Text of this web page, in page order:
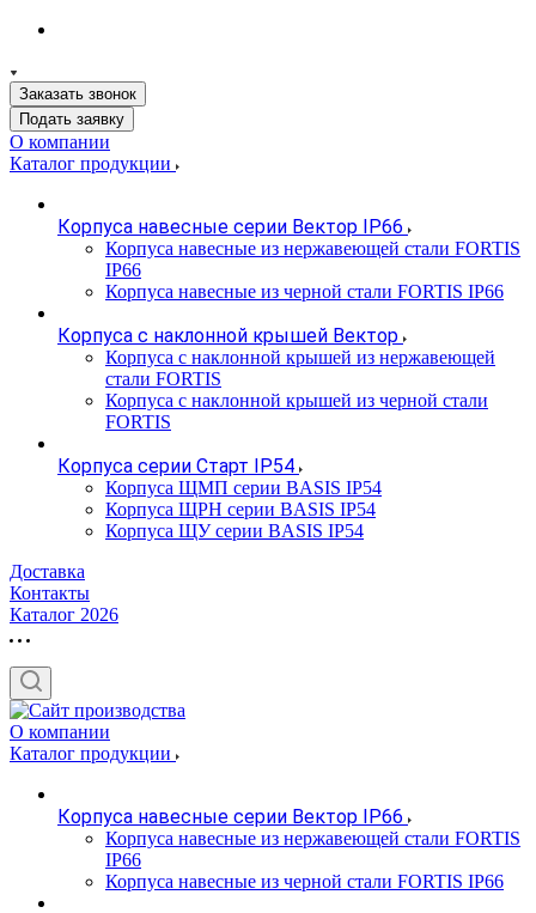
Заказать звонок
Подать заявку
О компании
Каталог продукции
Корпуса навесные серии Вектор IP66
Корпуса навесные из нержавеющей стали FORTIS
IP66
Корпуса навесные из черной стали FORTIS IP66
Корпуса с наклонной крышей Вектор
Корпуса с наклонной крышей из нержавеющей
стали FORTIS
Корпуса с наклонной крышей из черной стали
FORTIS
Корпуса серии Старт IP54
Корпуса ЩМП серии BASIS IP54
Корпуса ЩРН серии BASIS IP54
Корпуса ЩУ серии BASIS IP54
Доставка
Контакты
Каталог 2026
О компании
Каталог продукции
Корпуса навесные серии Вектор IP66
Корпуса навесные из нержавеющей стали FORTIS
IP66
Корпуса навесные из черной стали FORTIS IP66